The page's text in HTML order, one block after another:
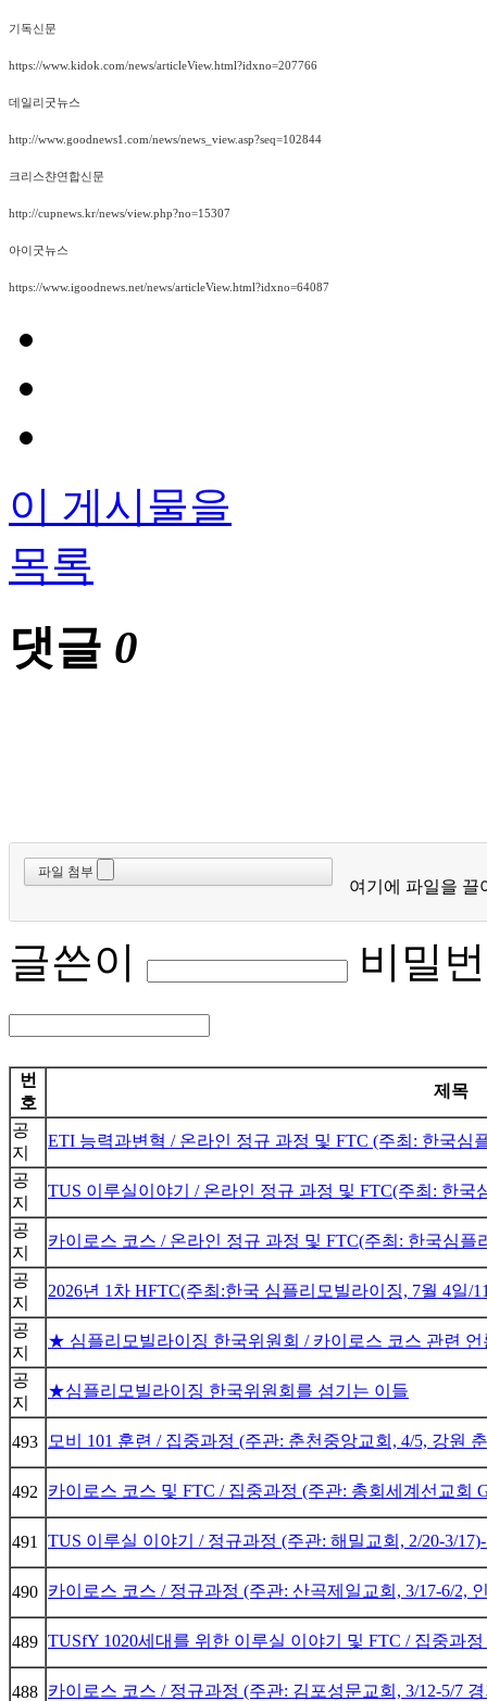
기독신문
https://www.kidok.com/news/articleView.html?idxno=207766
데일리굿뉴스
http://www.goodnews1.com/news/news_view.asp?seq=102844
크리스챤연합신문
http://cupnews.kr/news/view.php?no=15307
아이굿뉴스
https://www.igoodnews.net/news/articleView.html?idxno=64087
이 게시물을
목록
댓글 0
파일 첨부
여기에 파일을 끌
글쓴이 비밀
번
호
제목
공
지
ETI 능력과변혁 / 온라인 정규 과정 및 FTC (주최: 한국심
공
지
TUS 이루실이야기 / 온라인 정규 과정 및 FTC(주최: 한국
공
지
카이로스 코스 / 온라인 정규 과정 및 FTC(주최: 한국심플
공
지
2026년 1차 HFTC(주최:한국 심플리모빌라이징, 7월 4일/
공
지
★ 심플리모빌라이징 한국위원회 / 카이로스 코스 관련 언
공
지
★심플리모빌라이징 한국위원회를 섬기는 이들
493 모비 101 훈련 / 집중과정 (주관: 춘천중앙교회, 4/5, 강원
492 카이로스 코스 및 FTC / 집중과정 (주관: 총회세계선교회
491 TUS 이루실 이야기 / 정규과정 (주관: 해밀교회, 2/20-3/
490 카이로스 코스 / 정규과정 (주관: 산곡제일교회, 3/17-6/2,
489 TUSfY 1020세대를 위한 이루실 이야기 및 FTC / 집중과
488 카이로스 코스 / 정규과정 (주관: 김포성문교회, 3/12-5/7